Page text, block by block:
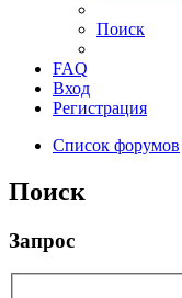
Поиск
FAQ
Вход
Регистрация
Список форумов
Поиск
Запрос